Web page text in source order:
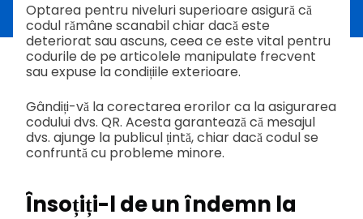
Optarea pentru niveluri superioare asigură că
codul rămâne scanabil chiar dacă este
deteriorat sau ascuns, ceea ce este vital pentru
codurile de pe articolele manipulate frecvent
sau expuse la condițiile exterioare.
Gândiți-vă la corectarea erorilor ca la asigurarea
codului dvs. QR. Acesta garantează că mesajul
dvs. ajunge la publicul țintă, chiar dacă codul se
confruntă cu probleme minore.
Însoțiți-l de un îndemn la